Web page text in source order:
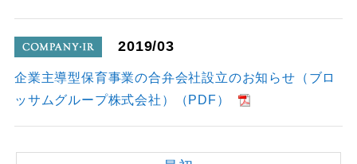
company
2019/03
企業主導型保育事業の合弁会社設立のお知らせ（ブロ
ッサムグループ株式会社）（PDF）